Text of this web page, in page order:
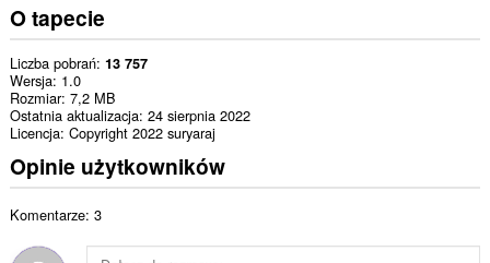
O tapecie
Liczba pobrań 13 757
Wersja 1.0
Rozmiar 7,2 MB
Ostatnia aktualizacja 24 sierpnia 2022
Licencja Copyright 2022 suryaraj
Opinie użytkowników
Komentarze: 3